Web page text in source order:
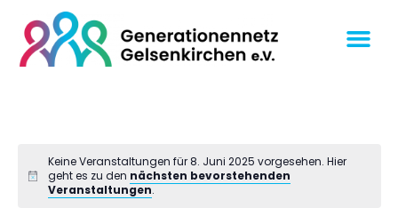
Keine Veranstaltungen für 8. Juni 2025 vorgesehen. Hier
geht es zu den nächsten bevorstehenden
Veranstaltungen.